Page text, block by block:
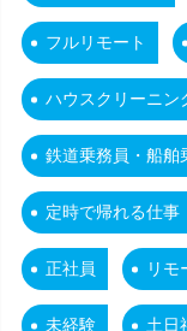
フルリモート
ハウスクリーニン
鉄道乗務員・船舶
定時で帰れる仕事
正社員 リモ
未経験 土日